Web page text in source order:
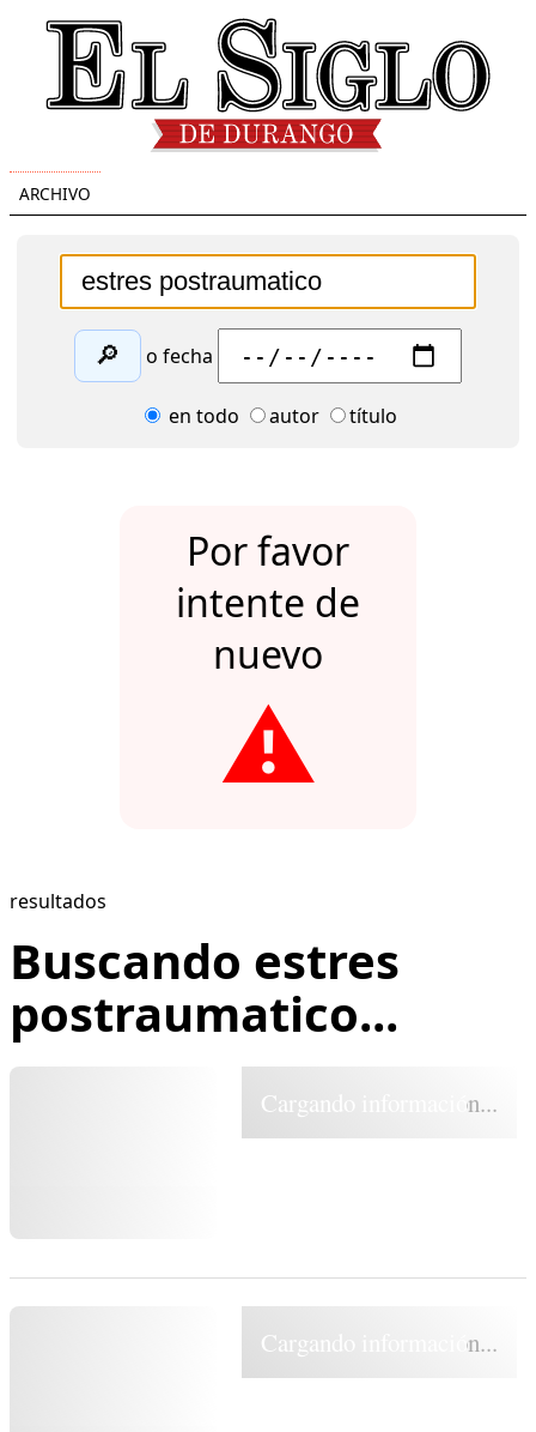
ARCHIVO
🔎 o fecha
en todo autor título
Por favor
intente de
nuevo
⚠️
resultados
Buscando estres
postraumatico...
Cargando información...
Cargando información...